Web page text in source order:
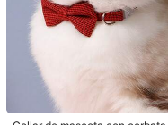
lingconghome
4.85 30
4.85 30
30
y***.
seguido
30
2.2K Vendido